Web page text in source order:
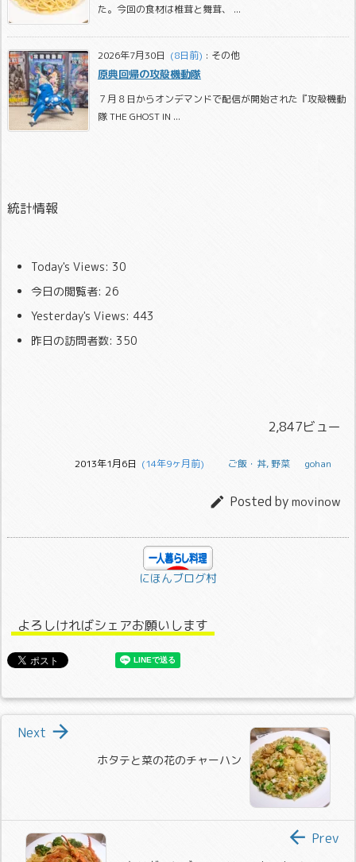
た。今回の食材は椎茸と舞茸、 ...
2026年7月30日
  (8日前)
: その他
原典回帰の攻殻機動隊
７月８日からオンデマンドで配信が開始された『攻殻機動
隊 THE GHOST IN ...
統計情報
Today's Views: 30
今日の閲覧者: 26
Yesterday's Views: 443
昨日の訪問者数: 350
2,847ビュー
2013年1月6日
  (14年9ヶ月前)
ご飯・丼, 野菜 gohan
 Posted bymovinow
にほんブログ村
よろしければシェアお願いします
ホタテと菜の花のチャーハン

Next
 Prev